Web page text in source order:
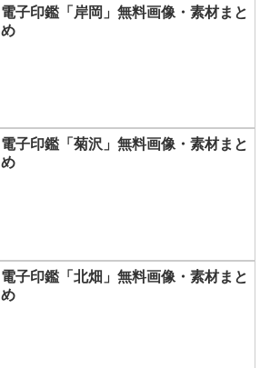
電子印鑑「岸岡」無料画像・素材まと
め
電子印鑑「菊沢」無料画像・素材まと
め
電子印鑑「北畑」無料画像・素材まと
め